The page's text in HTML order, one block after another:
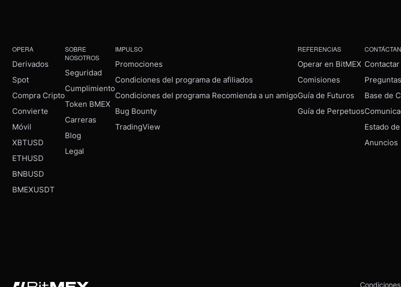
OPERA
Derivados
Spot
Compra Cripto
Convierte
Móvil
XBTUSD
ETHUSD
BNBUSD
BMEXUSDT
SOBRE
NOSOTROS
Seguridad
Cumplimiento
Token BMEX
Carreras
Blog
Legal
IMPULSO
Promociones
Condiciones del programa de afiliados
Condiciones del programa Recomienda a un amigo
Bug Bounty
TradingView
REFERENCIAS
Operar en BitMEX
Comisiones
Guía de Futuros
Guía de Perpetuos
Base de
Estado
Anuncios